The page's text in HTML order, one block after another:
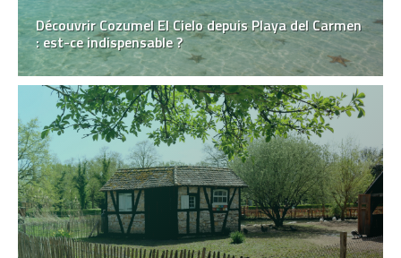
Découvrir Cozumel El Cielo depuis Playa del Carmen
: est-ce indispensable ?